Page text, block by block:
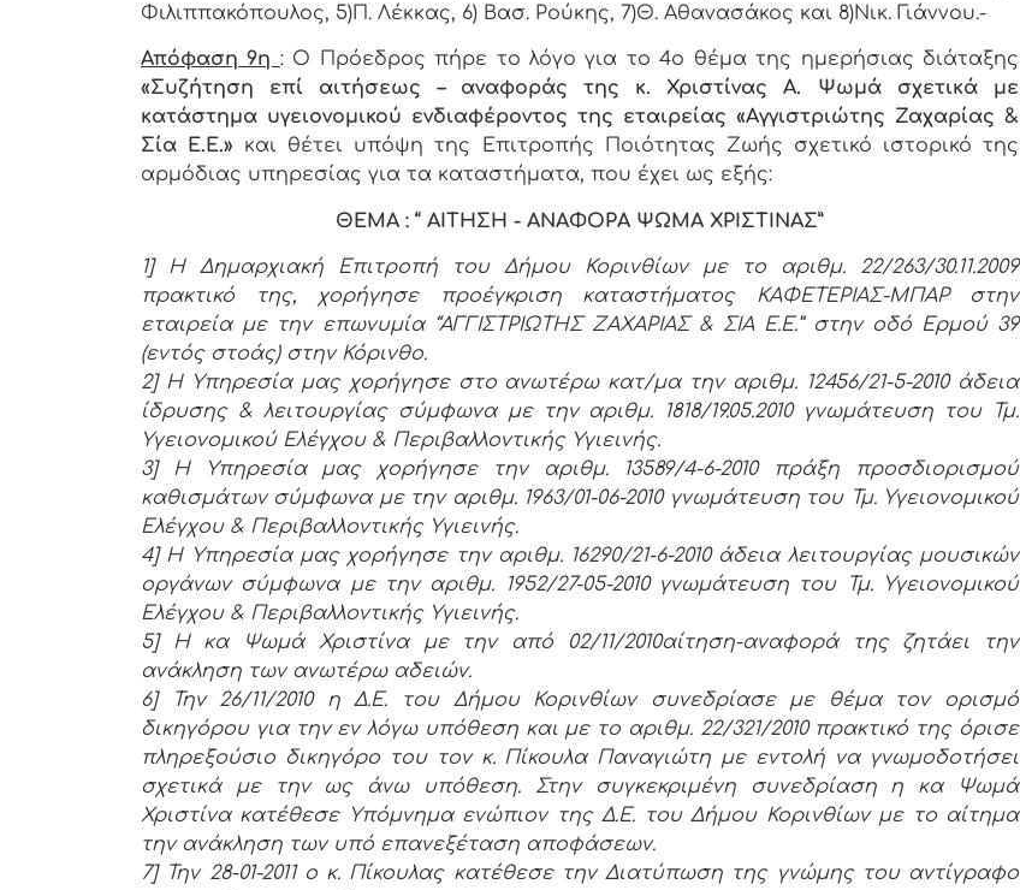
Φιλιππακόπουλος, 5)Π. Λέκκας, 6) Βασ. Ρούκης, 7)Θ. Αθανασάκος και 8)Νικ. Γιάννου.-
Απόφαση 9η : Ο Πρόεδρος πήρε το λόγο για το 4ο θέμα της ημερήσιας διάταξης
«Συζήτηση επί αιτήσεως – αναφοράς της κ. Χριστίνας Α. Ψωμά σχετικά με
κατάστημα υγειονομικού ενδιαφέροντος της εταιρείας «Αγγιστριώτης Ζαχαρίας &
Σία Ε.Ε.» και θέτει υπόψη της Επιτροπής Ποιότητας Ζωής σχετικό ιστορικό της
αρμόδιας υπηρεσίας για τα καταστήματα, που έχει ως εξής:
ΘΕΜΑ : “ ΑΙΤΗΣΗ - ΑΝΑΦΟΡΑ ΨΩΜΑ ΧΡΙΣΤΙΝΑΣ”
1] Η Δημαρχιακή Επιτροπή του Δήμου Κορινθίων με το αριθμ. 22/263/30.11.2009
πρακτικό της, χορήγησε προέγκριση καταστήματος ΚΑΦΕΤΕΡΙΑΣ-ΜΠΑΡ στην
εταιρεία με την επωνυμία “ΑΓΓΙΣΤΡΙΩΤΗΣ ΖΑΧΑΡΙΑΣ & ΣΙΑ Ε.Ε.” στην οδό Ερμού 39
(εντός στοάς) στην Κόρινθο.
2] Η Υπηρεσία μας χορήγησε στο ανωτέρω κατ/μα την αριθμ. 12456/21-5-2010 άδεια
ίδρυσης & λειτουργίας σύμφωνα με την αριθμ. 1818/19.05.2010 γνωμάτευση του Τμ.
Υγειονομικού Ελέγχου & Περιβαλλοντικής Υγιεινής.
3] Η Υπηρεσία μας χορήγησε την αριθμ. 13589/4-6-2010 πράξη προσδιορισμού
καθισμάτων σύμφωνα με την αριθμ. 1963/01-06-2010 γνωμάτευση του Τμ. Υγειονομικού
Ελέγχου & Περιβαλλοντικής Υγιεινής.
4] Η Υπηρεσία μας χορήγησε την αριθμ. 16290/21-6-2010 άδεια λειτουργίας μουσικών
οργάνων σύμφωνα με την αριθμ. 1952/27-05-2010 γνωμάτευση του Τμ. Υγειονομικού
Ελέγχου & Περιβαλλοντικής Υγιεινής.
5] Η κα Ψωμά Χριστίνα με την από 02/11/2010αίτηση-αναφορά της ζητάει την
ανάκληση των ανωτέρω αδειών.
6] Την 26/11/2010 η Δ.Ε. του Δήμου Κορινθίων συνεδρίασε με θέμα τον ορισμό
δικηγόρου για την εν λόγω υπόθεση και με το αριθμ. 22/321/2010 πρακτικό της όρισε
πληρεξούσιο δικηγόρο του τον κ. Πίκουλα Παναγιώτη με εντολή να γνωμοδοτήσει
σχετικά με την ως άνω υπόθεση. Στην συγκεκριμένη συνεδρίαση η κα Ψωμά
Χριστίνα κατέθεσε Υπόμνημα ενώπιον της Δ.Ε. του Δήμου Κορινθίων με το αίτημα
την ανάκληση των υπό επανεξέταση αποφάσεων.
7] Την 28-01-2011 ο κ. Πίκουλας κατέθεσε την Διατύπωση της γνώμης του αντίγραφο